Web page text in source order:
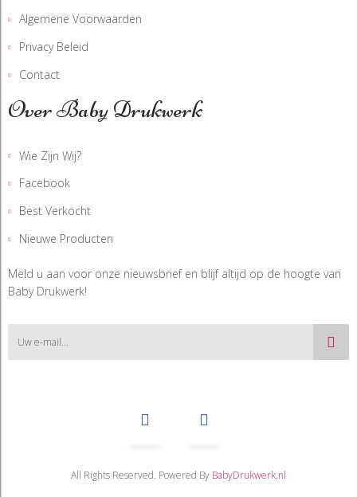
Algemene Voorwaarden
Privacy Beleid
Contact
Over Baby Drukwerk
Wie Zijn Wij?
Facebook
Best Verkocht
Nieuwe Producten
Meld u aan voor onze nieuwsbrief en blijf altijd op de hoogte van
Baby Drukwerk!
All Rights Reserved. Powered By BabyDrukwerk.nl